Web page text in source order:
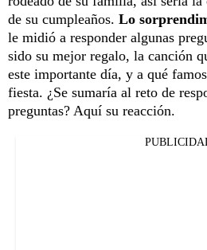
de su cumpleaños. Lo
le midió a responder algunas
sido su mejor regalo, la canción
este importante día, y a qué
fiesta. ¿Se sumaría al reto de
preguntas? Aquí su reacción.